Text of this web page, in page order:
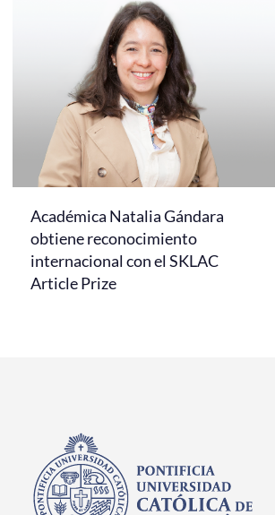
Académica Natalia Gándara
obtiene reconocimiento
internacional con el SKLAC
Article Prize